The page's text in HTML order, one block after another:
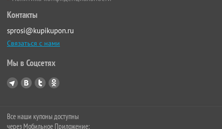
Контакты
sprosi@kupikupon.ru
Связаться с нами
Мы в Соцсетях
Все наши купоны доступны
через Мобильное Приложение: